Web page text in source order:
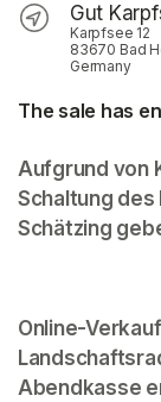
Gut
Karpfsee 12
83670 Bad
Germany
The sale has
Aufgrund von
Schaltung
Schätzing
Online-
Abendkasse